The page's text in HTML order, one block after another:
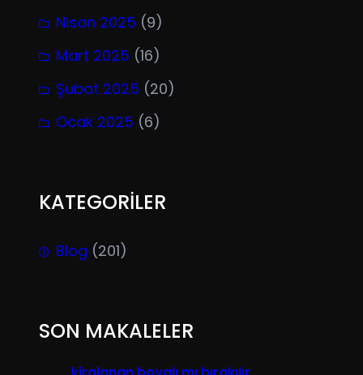
Nisan 2025 (9)
Mart 2025 (16)
Şubat 2025 (20)
Ocak 2025 (6)
KATEGORİLER
Blog (201)
SON MAKALELER